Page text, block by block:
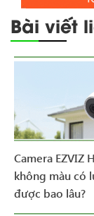
Bài viết
Camera EZVIZ
không màu có
được bao lâu?